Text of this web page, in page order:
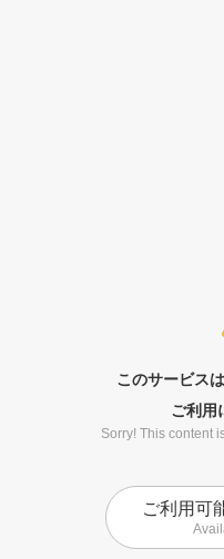
このサービス
ご利用
Sorry! This content
ご利用可